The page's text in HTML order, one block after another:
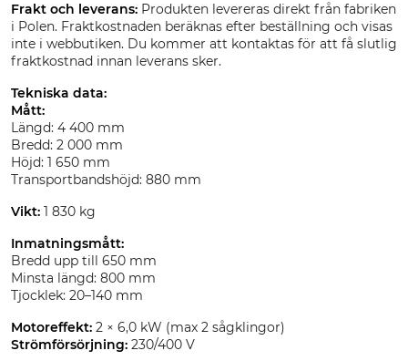
Frakt och leverans: Produkten levereras direkt från fabriken
i Polen. Fraktkostnaden beräknas efter beställning och visas
inte i webbutiken. Du kommer att kontaktas för att få slutlig
fraktkostnad innan leverans sker.
Tekniska data:
Mått:
Längd: 4 400 mm
Bredd: 2 000 mm
Höjd: 1 650 mm
Transportbandshöjd: 880 mm
Vikt: 1 830 kg
Inmatningsmått:
Bredd upp till 650 mm
Minsta längd: 800 mm
Tjocklek: 20–140 mm
Motoreffekt: 2 × 6,0 kW (max 2 sågklingor)
Strömförsörjning: 230/400 V